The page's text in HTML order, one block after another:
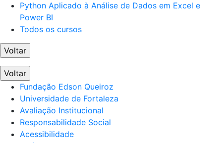
Python Aplicado à Análise de Dados em Excel e
Power BI
Todos os cursos
Voltar
Voltar
Fundação Edson Queiroz
Universidade de Fortaleza
Avaliação Institucional
Responsabilidade Social
Acessibilidade